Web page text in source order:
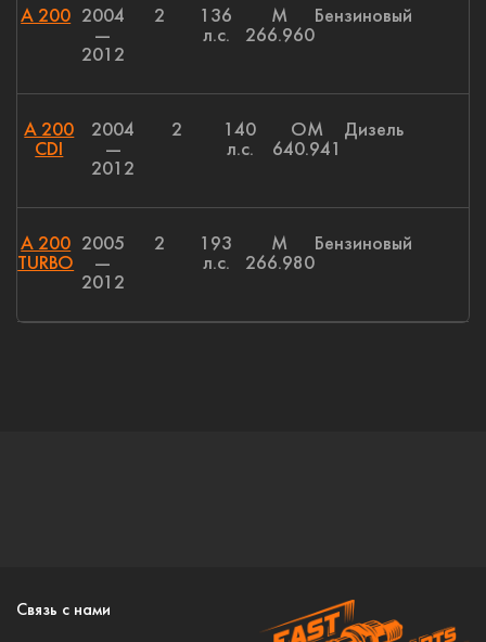
A 200
2004
—
2012
2
136
л.с.
M
266.960
Бензиновый
A 200
CDI
2004
—
2012
2
140
л.с.
OM
640.941
Дизель
A 200
TURBO
2005
—
2012
2
193
л.с.
M
266.980
Бензиновый
Связь с нами